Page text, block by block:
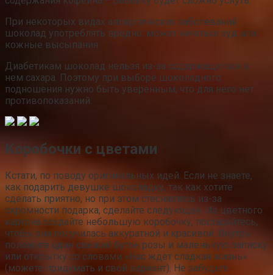
Кстати, по поводу оригинальных идей. Если не знаете,
как подарить девушке шоколадку, так как хотите
сделать приятно, но при этом стесняетесь из-за
скромности подарка, сделайте следующее. Из цветного
картона создайте небольшую коробочку, постарайтесь,
чтобы она получилась аккуратной и красивой. Внутрь
положите один свежий бутон розы и маленькую записку
или открытку со словами «Нас ждет сладкая жизнь»
(можете придумать и свой вариант). Не забудьте
положить в коробочку шоколадку! Если девушка питает
взаимностью после такого подарка.
только положительные эмоции. Дарите шоколад с
улыбкой и радостью на лице, так ваш презент оценят по
достоинству. Но не забывайте о красивом оформлении,
это тоже важная часть подарка.
Почему шоколадка ассоциируется с
удовольствием?